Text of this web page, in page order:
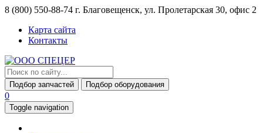
8 (800) 550-88-74 г. Благовещенск, ул. Пролетарская 30, офис 2
Карта сайта
Контакты
Подбор запчастей Подбор оборудования
0
Toggle navigation